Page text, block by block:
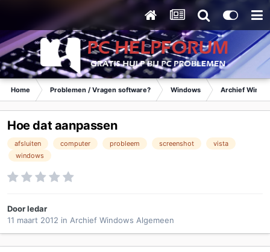
Home Problemen / Vragen software? Windows Archief
Hoe dat aanpassen
afsluiten computer probleem screenshot
vista
windows
Doorledar
11 maart 2012 in Archief Windows Algemeen